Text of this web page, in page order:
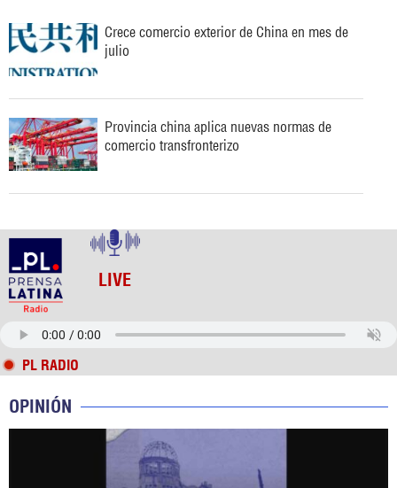
Crece comercio exterior de China en mes de
julio
Provincia china aplica nuevas normas de
comercio transfronterizo
LIVE
PL RADIO
OPINIÓN